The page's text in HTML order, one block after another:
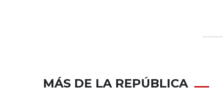
MÁS DE LA REPÚBLICA